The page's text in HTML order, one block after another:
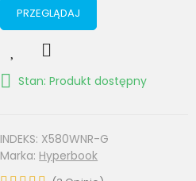
PRZEGLĄDAJ
Stan: Produkt dostępny
INDEKS: X580WNR-G
Marka: Hyperbook